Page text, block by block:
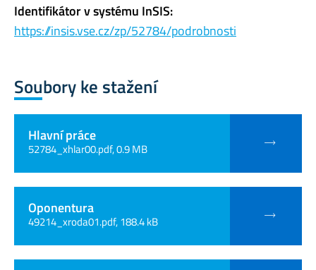
Identifikátor v systému InSIS:
https://insis.vse.cz/zp/52784/podrobnosti
Soubory ke stažení
Hlavní práce
52784_xhlar00.pdf, 0.9 MB
Oponentura
49214_xroda01.pdf, 188.4 kB